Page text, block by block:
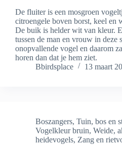
De fluiter is een mosgroen
citroengele boven borst, keel en
De buik is helder wit van kleur.
tussen de man en vrouw in deze
onopvallende vogel en daarom
horen dan dat je hem ziet.
Bbirdsplace
13 maart
Boszangers, Tuin, bos en
Vogelkleur bruin, Weide,
heidevogels, Zang en